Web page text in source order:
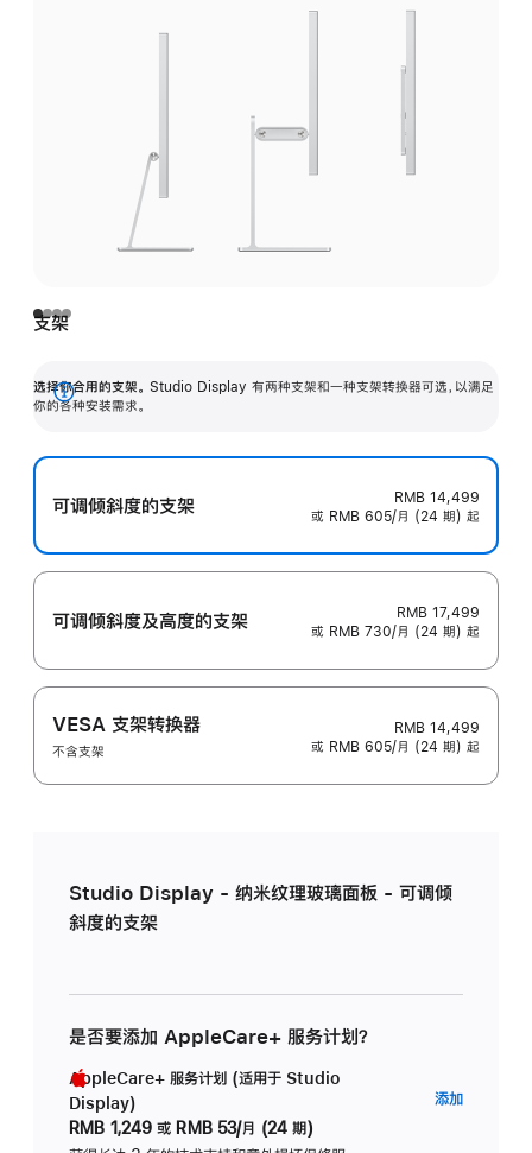
支架
选择你合用的支架。 Studio Display 有两种支架和一种支架转换器可选，以满足
你的各种安装需求。
展
可调倾斜度的支架
RMB 14,499
或 RMB 605/月 (24 期) 起
可调倾斜度及高‍度的支‍架
RMB 17,499
或 RMB 730/月 (24 期) 起
VESA 支架转换器
不含支架
RMB 14,499
或 RMB 605/月 (24 期) 起
Studio Display - 纳米纹理玻璃面板 - 可调倾
斜度的支架
是否要添加 AppleCare+ 服务计划？
AppleCare+ 服务计划 (适用于 Studio
Display)
RMB 1,249 或 RMB 53/月 (24 期)
添加